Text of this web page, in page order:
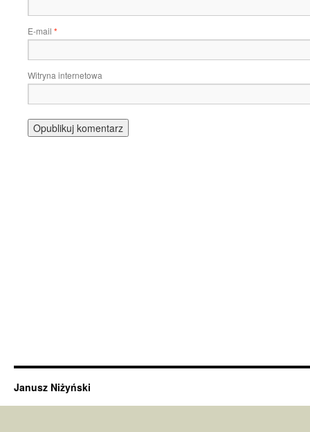
E-mail *
Witryna internetowa
Janusz Niżyński